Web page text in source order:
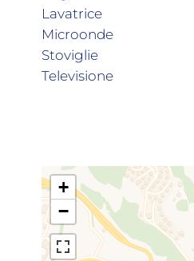
Lavatrice
Microonde
Stoviglie
Televisione
+
−